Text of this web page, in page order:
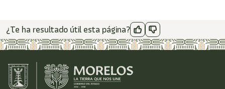
¿Te ha resultado útil esta página?